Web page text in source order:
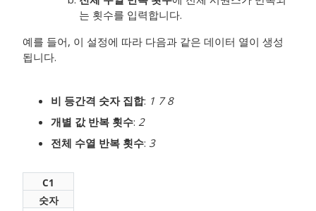
는 횟수를 입력합니다.
예를 들어, 이 설정에 따라 다음과 같은 데이터 열이 생성
됩니다.
비 등간격 숫자 집합: 1 7 8
개별 값 반복 횟수: 2
전체 수열 반복 횟수: 3
C1
숫자